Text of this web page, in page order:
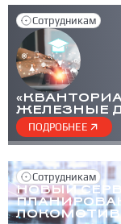
Сотрудникам
ЖЕЛЕЗНЫЕ
ПОДРОБНЕЕ
Сотрудникам
НОВЫЙ